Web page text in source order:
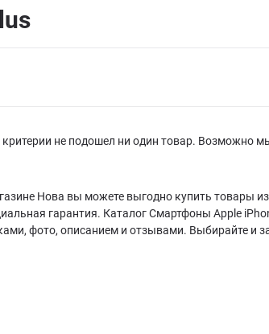
не подошел ни один товар. Возможно
Нова вы можете выгодно купить товары
гарантия. Каталог Смартфоны Apple
фото, описанием и отзывами. Выбирайте и